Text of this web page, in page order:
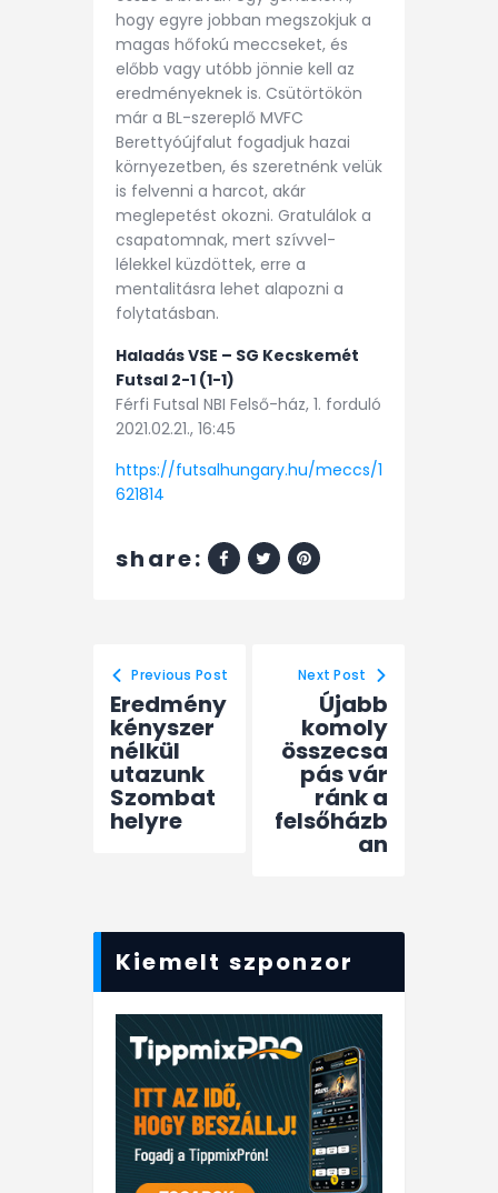
hogy egyre jobban megszokjuk a
magas hőfokú meccseket, és
előbb vagy utóbb jönnie kell az
eredményeknek is. Csütörtökön
már a BL-szereplő MVFC
Berettyóújfalut fogadjuk hazai
környezetben, és szeretnénk velük
is felvenni a harcot, akár
meglepetést okozni. Gratulálok a
csapatomnak, mert szívvel-
lélekkel küzdöttek, erre a
mentalitásra lehet alapozni a
folytatásban.
Haladás VSE – SG Kecskemét
Futsal 2-1 (1-1)
Férfi Futsal NBI Felső-ház, 1. forduló
2021.02.21., 16:45
https://futsalhungary.hu/meccs/1
621814
share:
Previous Post
Eredmény
kényszer
nélkül
utazunk
Szombat
helyre
Next Post
Újabb
komoly
összecsa
pás vár
ránk a
felsőházb
an
Kiemelt szponzor